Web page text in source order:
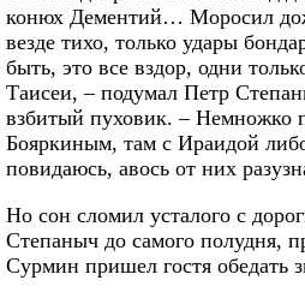
конюх Дементий… Моросил
везде тихо, только удары
быть, это все вздор, одни
Таисеи, – подумал Петр
взбитый пуховик. – Немножко
Бояркиным, там с Ираидой
повидаюсь, авось от них
Но сон сломил усталого с
Степаныч до самого полудня,
Сурмин пришел гостя обедать